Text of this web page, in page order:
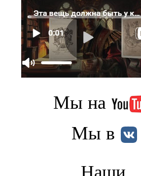
Мы на
Мы в